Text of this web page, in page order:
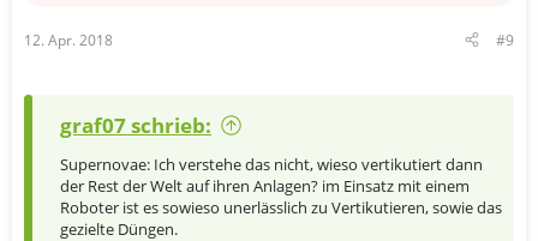
12. Apr. 2018 #9
graf07 schrieb:
Supernovae: Ich verstehe das nicht, wieso vertikutiert dann
der Rest der Welt auf ihren Anlagen? im Einsatz mit einem
Roboter ist es sowieso unerlässlich zu Vertikutieren, sowie das
gezielte Düngen.